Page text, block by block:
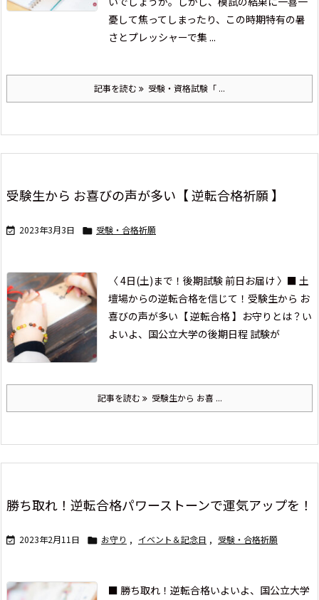
憂して焦ってしまったり、この時期特有の暑
さとプレッシャーで集 ...
記事を読む 受験・資格試験「 ...
受験生から お喜びの声が多い【 逆転合格祈願 】
 2023年3月3日  受験・合格祈願
〈 4日(土)まで！後期試験 前日お届け 〉 ■ 土
壇場からの逆転合格を信じて！ 受験生から お
喜びの声が多い【 逆転合格 】お守りとは？ い
よいよ、国公立大学の後期日程 試験が
記事を読む 受験生から お喜 ...
勝ち取れ！逆転合格パワーストーンで運気アップを！
 2023年2月11日  お守り , イベント＆記念日 , 受験・合格祈願
■ 勝ち取れ！逆転合格いよいよ、国公立大学